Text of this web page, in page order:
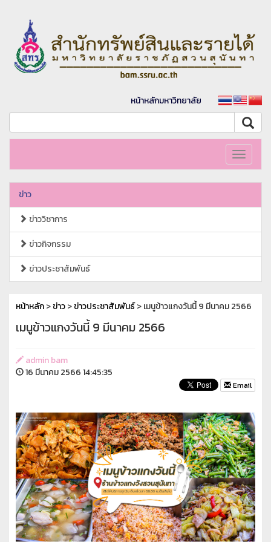
หน้าหลักมหาวิทยาลัย
Toggle
ข่าว
ข่าววิชาการ
ข่าวกิจกรรม
ข่าวประชาสัมพันธ์
หน้าหลัก>ข่าว>ข่าวประชาสัมพันธ์> เมนูข้าวแกงวันนี้ 9 มีนาคม 2566
เมนูข้าวแกงวันนี้ 9 มีนาคม 2566
admin bam
16 มีนาคม 2566 14:45:35
Email